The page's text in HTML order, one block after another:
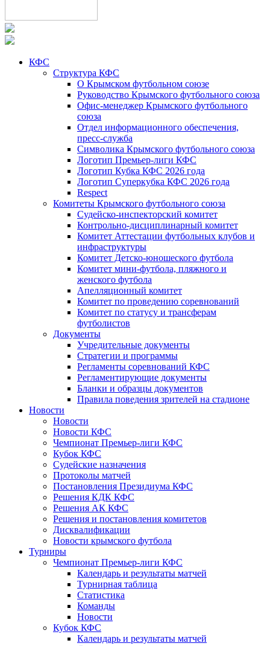
КФС
Структура КФС
О Крымском футбольном союзе
Руководство Крымского футбольного союза
Офис-менеджер Крымского футбольного
союза
Отдел информационного обеспечения,
пресс-служба
Символика Крымского футбольного союза
Логотип Премьер-лиги КФС
Логотип Кубка КФС 2026 года
Логотип Суперкубка КФС 2026 года
Respect
Комитеты Крымского футбольного союза
Судейско-инспекторский комитет
Контрольно-дисциплинарный комитет
Комитет Аттестации футбольных клубов и
инфраструктуры
Комитет Детско-юношеского футбола
Комитет мини-футбола, пляжного и
женского футбола
Апелляционный комитет
Комитет по проведению соревнований
Комитет по статусу и трансферам
футболистов
Документы
Учредительные документы
Стратегии и программы
Регламенты соревнований КФС
Регламентирующие документы
Бланки и образцы документов
Правила поведения зрителей на стадионе
Новости
Новости
Новости КФС
Чемпионат Премьер-лиги КФС
Кубок КФС
Судейские назначения
Протоколы матчей
Постановления Президиума КФС
Решения КДК КФС
Решения АК КФС
Решения и постановления комитетов
Дисквалификации
Новости крымского футбола
Турниры
Чемпионат Премьер-лиги КФС
Календарь и результаты матчей
Турнирная таблица
Статистика
Команды
Новости
Кубок КФС
Календарь и результаты матчей